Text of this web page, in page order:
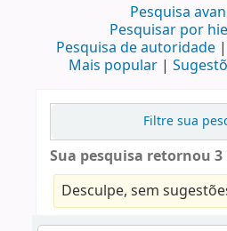
Pesquisa
Pesquisar por
Pesquisa de autoridade
Mais popular
Filtre sua
Sua pesquisa retornou
Desculpe, sem